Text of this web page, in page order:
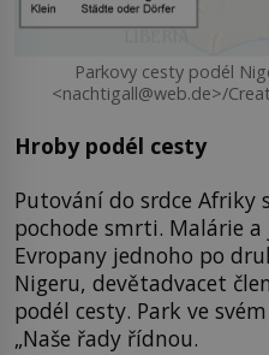
Parkovy cesty podél
<nachtigall@web.de>/
Hroby podél cesty
Putování do srdce Afriky
pochode smrti. Malárie
Evropany jednoho po
Nigeru, devětadvacet
podél cesty. Park ve
„Naše řady řídnou.